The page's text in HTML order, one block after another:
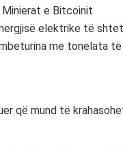
e Bitcoinit
elektrike të
me tonelata të
që mund të